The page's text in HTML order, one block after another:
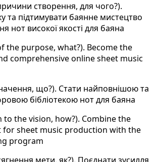
створення, для чого?).
та підтимувати баянне мистецтво
нот високої якості для баяна
the purpose, what?). Become the
comprehensive online sheet music
що?). Стати найповнішою та
бібліотекою нот для баяна
to the vision, how?). Combine the
sheet music production with the
program